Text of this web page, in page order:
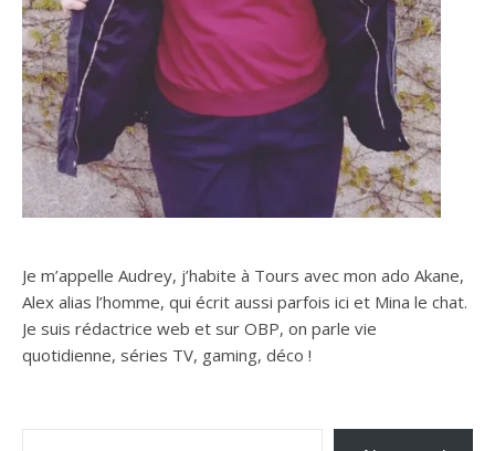
Je m’appelle Audrey, j’habite à Tours avec mon ado Akane,
Alex alias l’homme, qui écrit aussi parfois ici et Mina le chat.
Je suis rédactrice web et sur OBP, on parle vie
quotidienne, séries TV, gaming, déco !